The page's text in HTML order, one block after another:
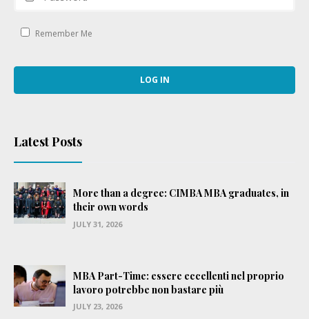
Remember Me
Latest Posts
More than a degree: CIMBA MBA graduates, in
their own words
JULY 31, 2026
MBA Part-Time: essere eccellenti nel proprio
lavoro potrebbe non bastare più
JULY 23, 2026